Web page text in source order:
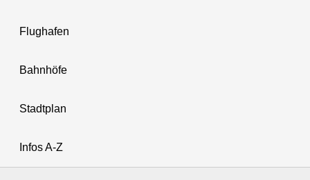
Flughafen
Bahnhöfe
Stadtplan
Infos A-Z